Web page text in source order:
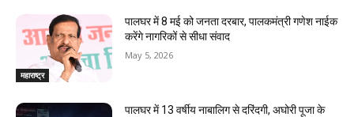
महाराष्ट्र
पालघर में 8 मई को जनता दरबार, पालकमंत्री गणेश नाईक
करेंगे नागरिकों से सीधा संवाद
May 5, 2026
पालघर में 13 वर्षीय नाबालिग से दरिंदगी, अघोरी पूजा के